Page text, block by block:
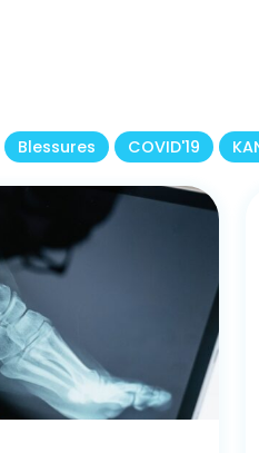
Blessures COVID'19